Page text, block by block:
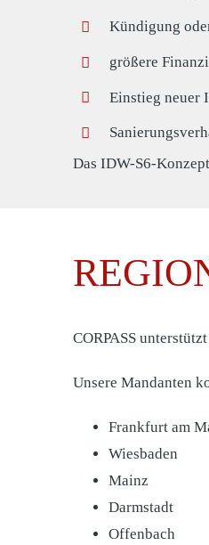
Kündigung
größere
Einstieg neuer
Das IDW-S6-
CORPASS
Unsere Mandanten
Frankfurt am
Wiesbaden
Mainz
Darmstadt
Offenbach